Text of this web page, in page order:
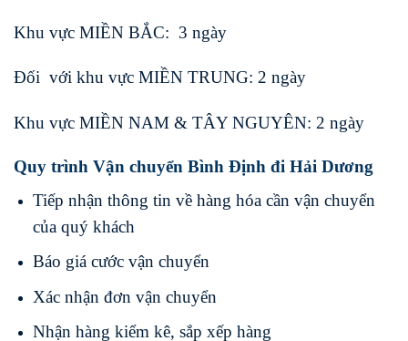
Khu vực MIỀN BẮC: 3 ngày
Đối với khu vực MIỀN TRUNG: 2 ngày
Khu vực MIỀN NAM & TÂY NGUYÊN: 2 ngày
Quy trình Vận chuyển Bình Định đi Hải Dương
Tiếp nhận thông tin về hàng hóa cần vận chuyển
của quý khách
Báo giá cước vận chuyển
Xác nhận đơn vận chuyển
Nhận hàng kiểm kê, sắp xếp hàng